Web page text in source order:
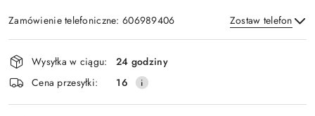
Zamówienie telefoniczne: 606989406 Zostaw telefon
Wyślij
Dostępność
i
dostawa
Wysyłka w ciągu:
24 godziny
Cena przesyłki:
16